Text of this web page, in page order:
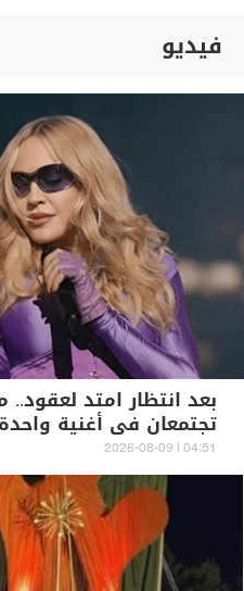
فيديو
بعد انتظار امتد لعقود..
تجتمعان في أغنية واحدة
04:51 | 2026-08-09